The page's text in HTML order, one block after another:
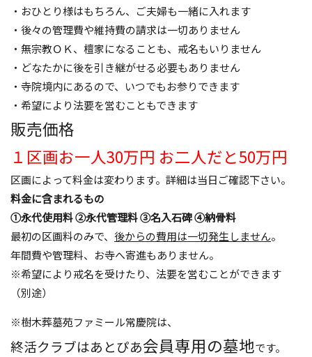
・おひとり様はもちろん、ご夫婦も一緒に入れます
・後々の管理費や維持費の請求は一切ありません
・無宗教ＯＫ、檀家になることも、戒名もいりません
・どなたかに後を引き継がせる必要もありません
・寺院境内にあるので、いつでもお参りできます
・希望により法要を営むこともできます
販売価格
１区画お一人30万円 お二人だと50万円
区画によって料金は変わります。詳細は当日ご確認下さい。
料金に含まれるもの
①永代使用料 ②永代管理料 ③名入石碑 ④納骨料
最初の区画料のみで、 後からの費用は一切発生しません。
年間費や管理料、お寺へ寄進もありません。
※希望により戒名を受けたり、法要を営むことができます
（別途）
※樹木葬墓苑ファミール常慶院は、
終活クラブはあとぴあ会員専用の墓地です。